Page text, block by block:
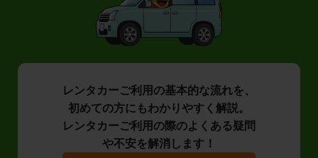
レンタカーご利用の基本的な流れを、
初めての方にもわかりやすく解説。
レンタカーご利用の際のよくある疑問
や不安を解消します！